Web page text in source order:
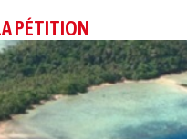
PÉTITION